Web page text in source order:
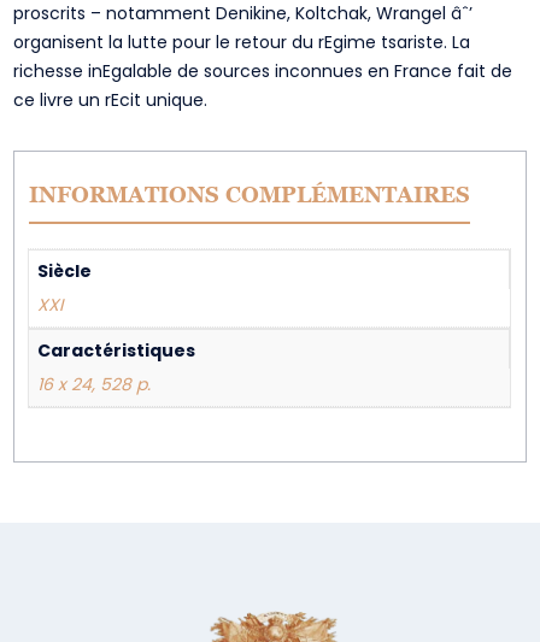
proscrits – notamment Denikine, Koltchak, Wrangel âˆ’
organisent la lutte pour le retour du rEgime tsariste. La
richesse inEgalable de sources inconnues en France fait de
ce livre un rEcit unique.
INFORMATIONS COMPLÉMENTAIRES
Siècle
XXI
Caractéristiques
16 x 24, 528 p.